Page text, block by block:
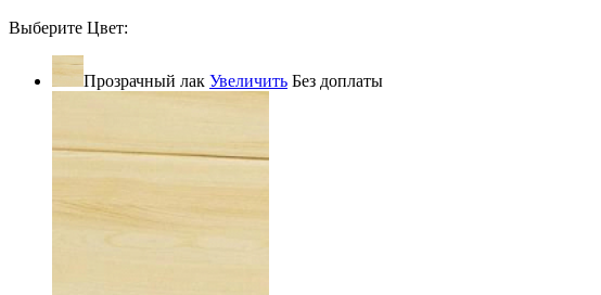
Выберите Цвет:
Прозрачный лак Увеличить Без доплаты